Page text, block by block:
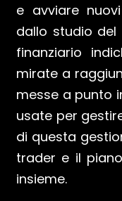
e avviare
dallo studio
finanziario
mirate a
messe a punto
usate per
di questa
trader e il
insieme.